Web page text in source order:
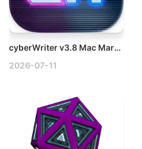
cyberWriter v3.8 Mac Markdown编辑器破解版
2026-07-11